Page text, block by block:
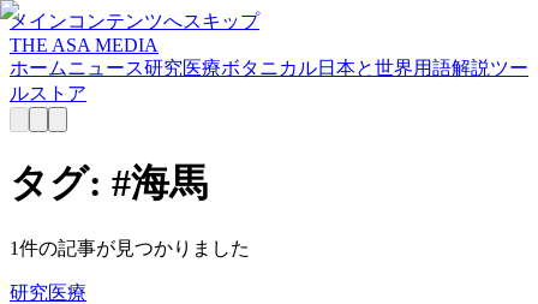
メインコンテンツへスキップ
THE ASA MEDIA
ホームニュース研究医療ボタニカル日本と世界用語解説ツー
ルストア
タグ: #海馬
1件の記事が見つかりました
研究医療